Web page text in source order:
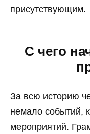
присутствующим.
С чего
За всю историю
немало событий,
мероприятий.